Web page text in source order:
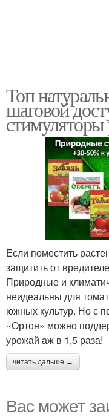
Топ
шаговой
Если поместить
защитить от
Природные и
неидеальны для
южных культур. Но с
«Ортон» можно
урожай аж в 1,5 раза!
читать дальше →
Вас может